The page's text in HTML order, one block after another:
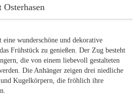
eine wunderschöne und dekorative
Frühstück zu genießen. Der Zug besteht
die von einem liebevoll gestalteten
Die Anhänger zeigen drei niedliche
Kugelkörpern, die fröhlich ihre